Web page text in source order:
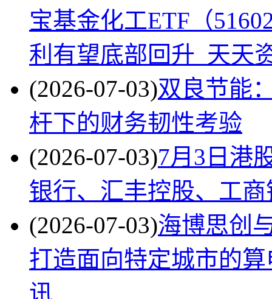
宝基金化工ETF（
利有望底部回升_天天
(2026-07-03)双良节能
杆下的财务韧性考验
(2026-07-03)7月3日港
银行、汇丰控股、工
(2026-07-03)海博思创
打造面向特定城市的
讯